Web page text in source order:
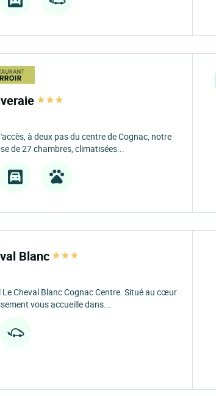
à deux pas du centre de Cognac, notre
de 27 chambres, climatisées...
Blanc
Le Cheval Blanc Cognac Centre. Situé au cœur
vous accueille dans...